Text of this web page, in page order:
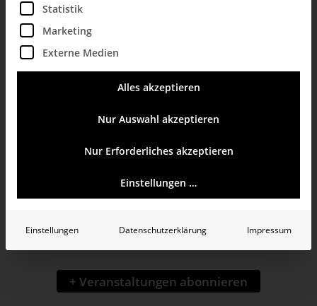
U1 Concept
Store
(Untergeschoss
Wöhrl)
07.08.2026
wählen.
+ Veranstaltungen abonnieren
Statistik
Marketing
Externe Medien
Alles akzeptieren
Nur Auswahl akzeptieren
Nur Erforderliches akzeptieren
Einstellungen …
Einstellungen Datenschutzerklärung Impressum